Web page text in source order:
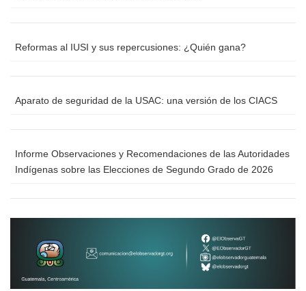
Reformas al IUSI y sus repercusiones: ¿Quién gana?
Aparato de seguridad de la USAC: una versión de los CIACS
Informe Observaciones y Recomendaciones de las Autoridades
Indígenas sobre las Elecciones de Segundo Grado de 2026